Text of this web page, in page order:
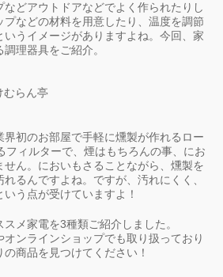
どアウトドアなどでよく作られたりし
プなどの材料を用意したり、温度を調節
いうイメージがありますよね。今回、家
理器具をご紹介。
むらん亭
界初のお部屋で手軽に燻製が作れるロー
フィルターで、煙はもちろんの事、にお
せん。においもさることながら、燻製を
るんですよね。ですが、汚れにくく、
う点が受けていますよ！
メ家電を3種類ご紹介しました。
オンラインショップでも取り扱っており
商品を見つけてください！